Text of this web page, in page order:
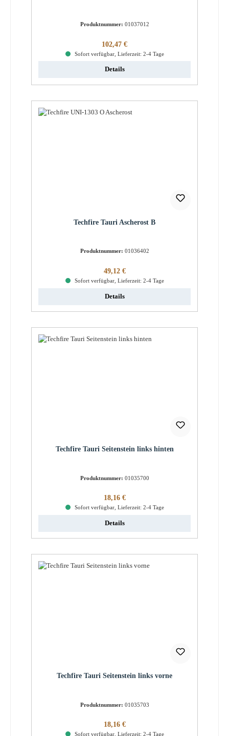
Produktnummer: 01037012
Regulärer Preis:
102,47 €
Sofort verfügbar, Lieferzeit: 2-4 Tage
Details
Techfire Tauri Ascherost B
Produktnummer: 01036402
Regulärer Preis:
49,12 €
Sofort verfügbar, Lieferzeit: 2-4 Tage
Details
Techfire Tauri Seitenstein links hinten
Produktnummer: 01035700
Regulärer Preis:
18,16 €
Sofort verfügbar, Lieferzeit: 2-4 Tage
Details
Techfire Tauri Seitenstein links vorne
Produktnummer: 01035703
Regulärer Preis:
18,16 €
Sofort verfügbar, Lieferzeit: 2-4 Tage